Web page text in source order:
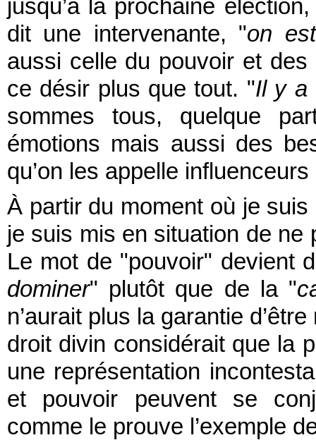
jusqu’à la prochaine
dit une intervenante, "on
aussi celle du pouvoir et
ce désir plus que tout. "Il y a
sommes tous, quelque
émotions mais aussi des
qu’on les appelle
À partir du moment où je
je suis mis en situation de ne
Le mot de "pouvoir" devient
dominer" plutôt que de la "
n’aurait plus la garantie
droit divin considérait que la
une représentation
et pouvoir peuvent se
comme le prouve l’exemple